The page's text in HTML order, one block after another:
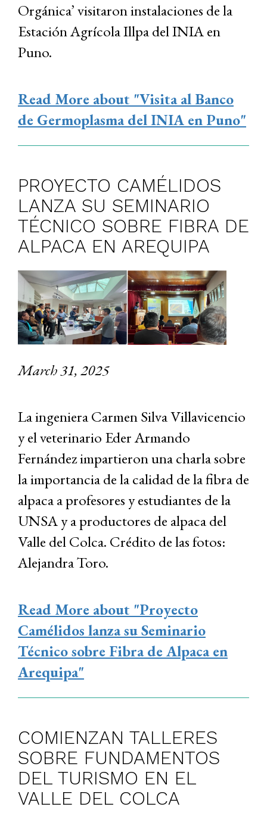
Orgánica’ visitaron instalaciones de la
Estación Agrícola Illpa del INIA en
Puno.
Read More about "Visita al Banco
de Germoplasma del INIA en Puno"
PROYECTO CAMÉLIDOS
LANZA SU SEMINARIO
TÉCNICO SOBRE FIBRA DE
ALPACA EN AREQUIPA
March 31, 2025
La ingeniera Carmen Silva Villavicencio
y el veterinario Eder Armando
Fernández impartieron una charla sobre
la importancia de la calidad de la fibra de
alpaca a profesores y estudiantes de la
UNSA y a productores de alpaca del
Valle del Colca. Crédito de las fotos:
Alejandra Toro.
Read More about "Proyecto
Camélidos lanza su Seminario
Técnico sobre Fibra de Alpaca en
Arequipa"
COMIENZAN TALLERES
SOBRE FUNDAMENTOS
DEL TURISMO EN EL
VALLE DEL COLCA